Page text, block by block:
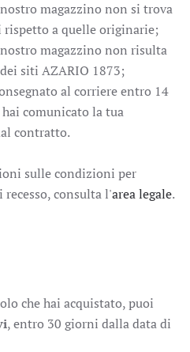
magazzino non si trova
a quelle originarie;
magazzino non risulta
siti AZARIO 1873;
al corriere entro 14
comunicato la tua
contratto.
sulle condizioni per
consulta l'area legale.
che hai acquistato, puoi
, entro 30 giorni dalla data di